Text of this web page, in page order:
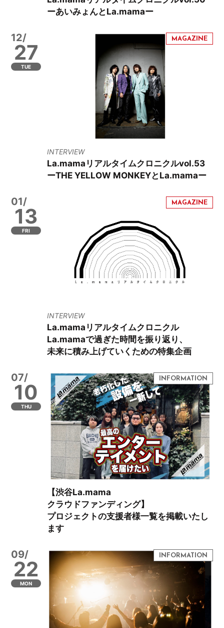
ーあいみょんとLa.mamaー
12/
27
TUE
INTERVIEW
La.mamaリアルタイムクロニクルvol.53
ーTHE YELLOW MONKEYとLa.mamaー
01/
13
FRI
INTERVIEW
La.mamaリアルタイムクロニクル
La.mamaで過ぎた時間を振り返り、
未来に積み上げていくための特集企画
07/
10
THU
【渋谷La.mama
クラウドファンディング】
プロジェクトの支援者様一覧を掲載いたし
ます
09/
22
MON